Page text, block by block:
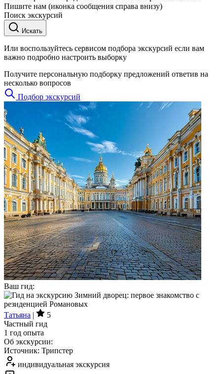
Пишите нам (иконка сообщения справа внизу)
Поиск экскурсий
Искать
Или воспользуйтесь сервисом подбора экскурсий если вам
важно подробно настроить выборку
Получите персональную подборку предложений ответив на
несколько вопросов
Подбор экскурсий
Ваш гид:
Татьяна |
5
Частный гид
1 год опыта
Об экскурсии:
Источник: Трипстер
индивидуальная экскурсия